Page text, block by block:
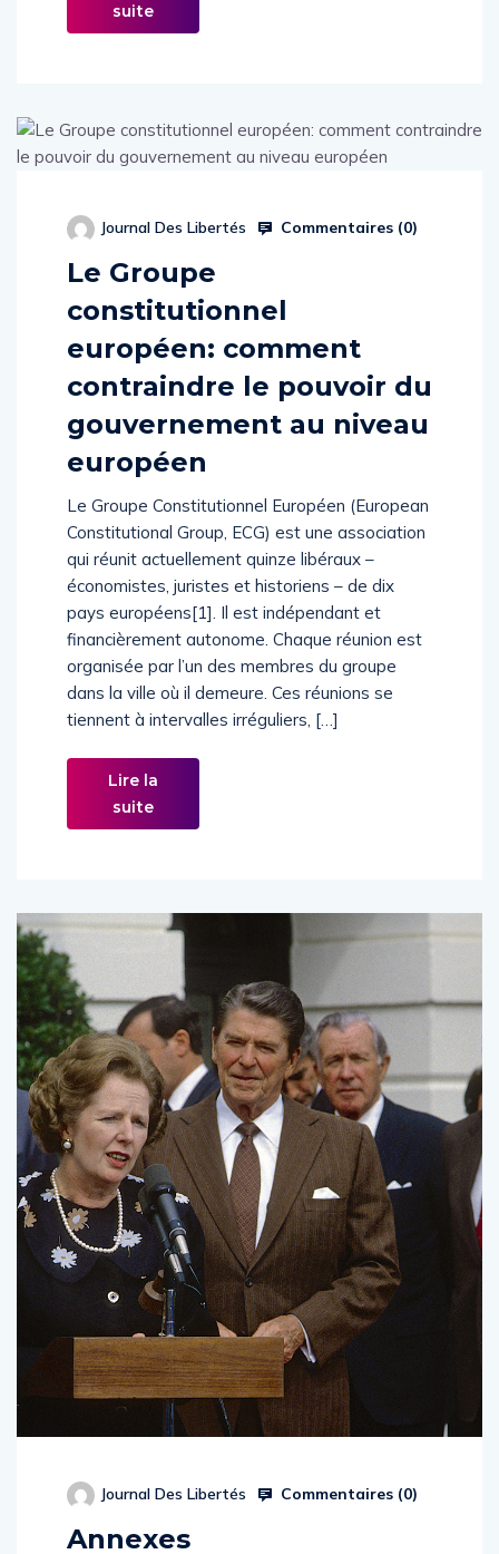
suite
Journal Des Libertés Commentaires (0)
Le Groupe
constitutionnel
européen: comment
contraindre le pouvoir du
gouvernement au niveau
européen
Le Groupe Constitutionnel Européen (European
Constitutional Group, ECG) est une association
qui réunit actuellement quinze libéraux –
économistes, juristes et historiens – de dix
pays européens[1]. Il est indépendant et
financièrement autonome. Chaque réunion est
organisée par l’un des membres du groupe
dans la ville où il demeure. Ces réunions se
tiennent à intervalles irréguliers, […]
Lire la
suite
Journal Des Libertés Commentaires (0)
Annexes